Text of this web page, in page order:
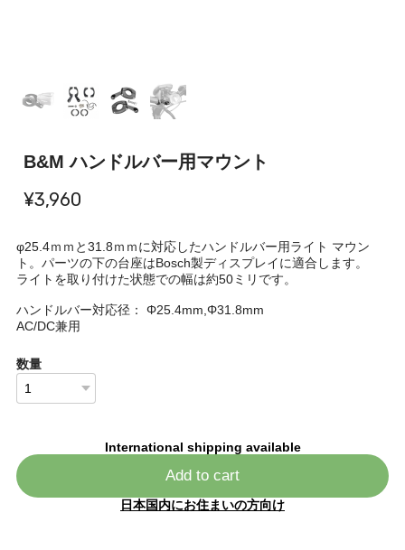
B&M ハンドルバー用マウント
¥3,960
φ25.4ｍｍと31.8ｍｍに対応したハンドルバー用ライト マウン
ト。パーツの下の台座はBosch製ディスプレイに適合します。
ライトを取り付けた状態での幅は約50ミリです。
ハンドルバー対応径： Φ25.4mm,Φ31.8mm
AC/DC兼用
数量
International shipping available
Add to cart
日本国内にお住まいの方向け